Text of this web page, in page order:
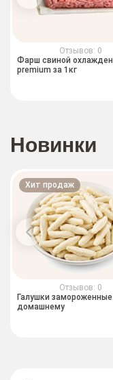
Отзывов: 0
Фарш свиной
premium за 1кг
Новинки
Хит продаж
Отзывов: 0
Галушки замороженные
домашнему